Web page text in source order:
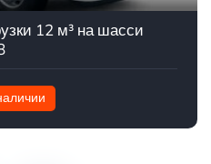
12 м³ на шасси